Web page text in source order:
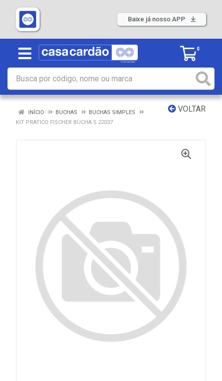
Baixe já nosso APP
0
VOLTAR
INÍCIO BUCHAS
BUCHAS SIMPLES
KIT PRATICO FISCHER BUCHA S 22037